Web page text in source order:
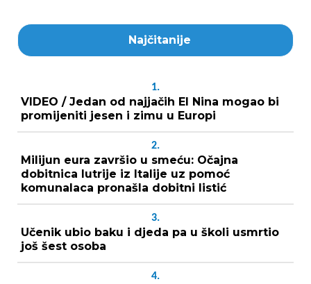
Najčitanije
1.
VIDEO / Jedan od najjačih El Nina mogao bi
promijeniti jesen i zimu u Europi
2.
Milijun eura završio u smeću: Očajna
dobitnica lutrije iz Italije uz pomoć
komunalaca pronašla dobitni listić
3.
Učenik ubio baku i djeda pa u školi usmrtio
još šest osoba
4.